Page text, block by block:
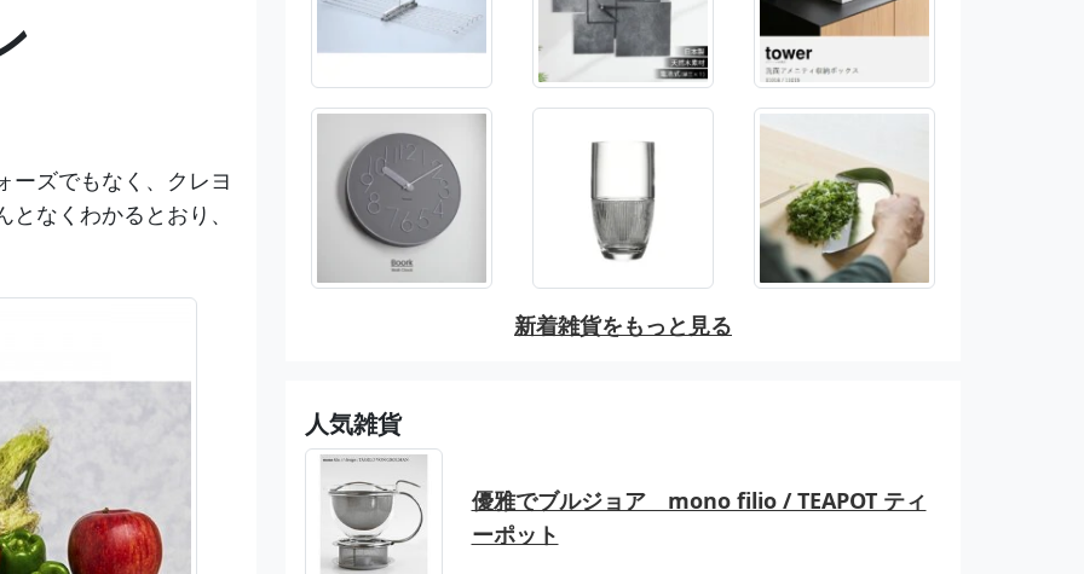
ーズでもなく、クレヨ
なくわかるとおり、
新着雑貨をもっと見る
人気雑貨
優雅でブルジョア mono filio / TEAPOT ティ
ーポット